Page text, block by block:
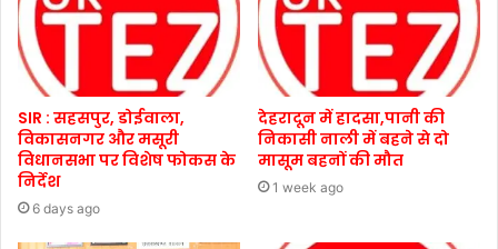
SIR : सहसपुर, डोईवाला,
विकासनगर और मसूरी
विधानसभा पर विशेष फोकस के
निर्देश
6 days ago
देहरादून में हादसा,पानी की
निकासी नाली में बहने से दो
मासूम बहनों की मौत
1 week ago